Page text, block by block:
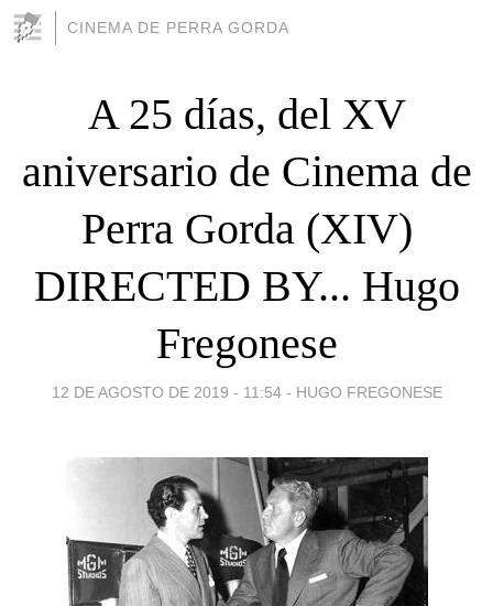
CINEMA DE PERRA GORDA
A 25 días, del XV
aniversario de Cinema de
Perra Gorda (XIV)
DIRECTED BY... Hugo
Fregonese
12 DE AGOSTO DE 2019 - 11:54 - HUGO FREGONESE